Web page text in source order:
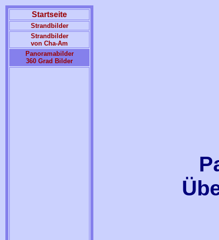
Startseite
Strandbilder
Strandbilder
von Cha-Am
Panoramabilder
360 Grad Bilder